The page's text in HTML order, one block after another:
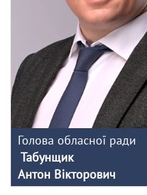
Голова обласної ради
Табунщик
Антон Вікторович